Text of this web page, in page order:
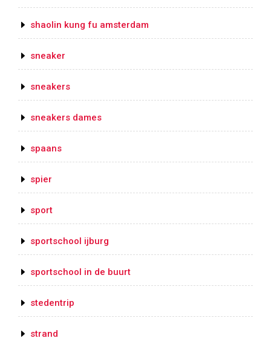
shaolin kung fu amsterdam
sneaker
sneakers
sneakers dames
spaans
spier
sport
sportschool ijburg
sportschool in de buurt
stedentrip
strand